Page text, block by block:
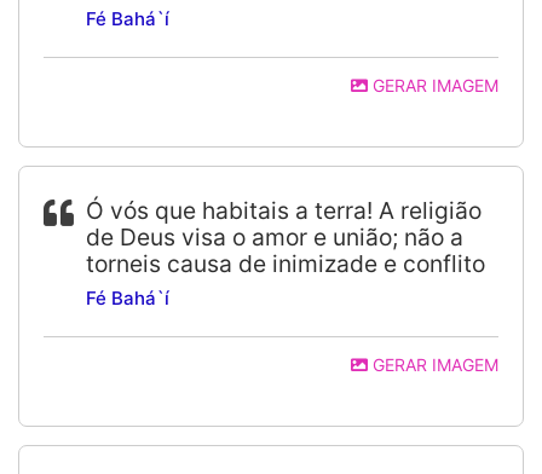
Fé Bahá`í
GERAR IMAGEM
Ó vós que habitais a terra! A religião
de Deus visa o amor e união; não a
torneis causa de inimizade e conflito
Fé Bahá`í
GERAR IMAGEM